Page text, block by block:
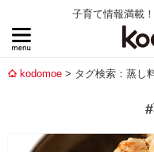
子育て情報満載
kodomoe タグ検索：蒸し